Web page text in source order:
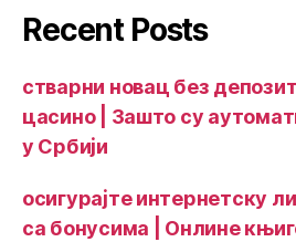
Recent Posts
стварни новац без
цасино | Зашто су
у Србији
осигурајте интернетску
са бонусима | Онлине